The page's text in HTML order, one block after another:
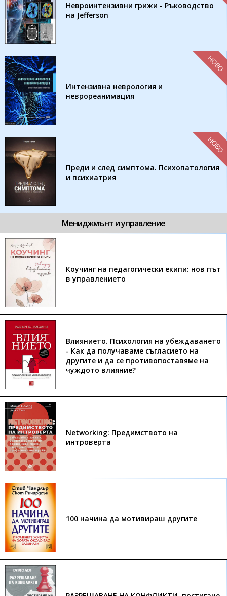
Невроинтензивни грижи - Ръководство
на Jefferson
Интензивна неврология и
неврореанимация
НОВО
Преди и след симптома. Психопатология
и психиатрия
НОВО
Мениджмънт и управление
Коучинг на педагогически екипи: нов път
в управлението
Влиянието. Психология на убеждаването
- Как да получаваме съгласието на
другите и да се противопоставяме на
чуждото влияние?
Networking: Предимството на
интроверта
100 начина да мотивираш другите